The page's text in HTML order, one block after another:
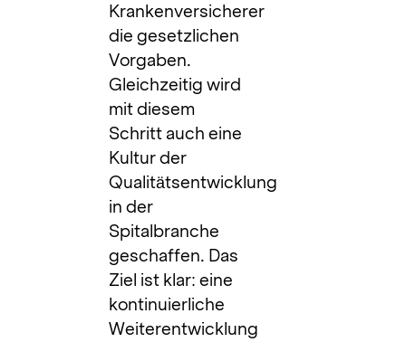
Krankenversicherer
die gesetzlichen
Vorgaben.
Gleichzeitig wird
mit diesem
Schritt auch eine
Kultur der
Qualitätsentwicklung
in der
Spitalbranche
geschaffen. Das
Ziel ist klar: eine
kontinuierliche
Weiterentwicklung